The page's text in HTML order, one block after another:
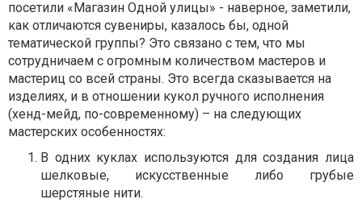
посетили «Магазин Одной улицы» - наверное, заметили,
как отличаются сувениры, казалось бы, одной
тематической группы? Это связано с тем, что мы
сотрудничаем с огромным количеством мастеров и
мастериц со всей страны. Это всегда сказывается на
изделиях, и в отношении кукол ручного исполнения
(хенд-мейд, по-современному) – на следующих
мастерских особенностях:
В одних куклах используются для создания лица
шелковые, искусственные либо грубые
шерстяные нити.